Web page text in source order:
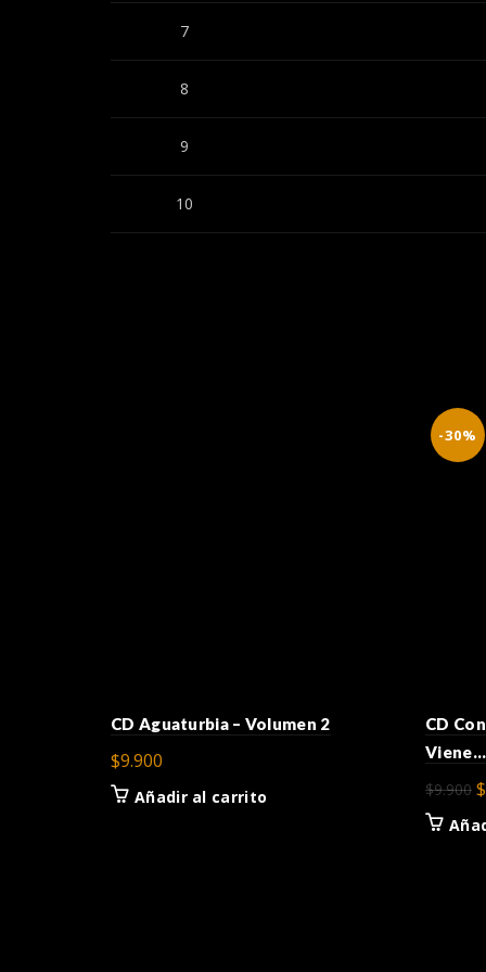
7
8
9
10
CD Aguaturbia – Volumen 2
$9.900
Añadir al carrito
-30%
CD
Viene…
$9.900 $